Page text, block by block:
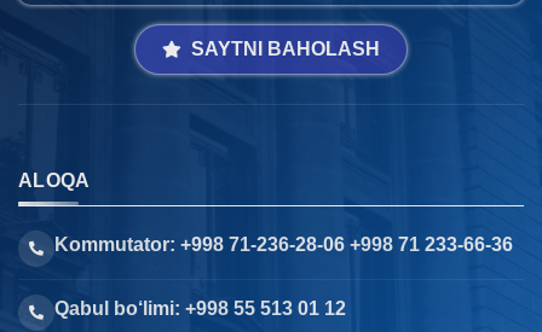
SAYTNI BAHOLASH
ALOQA
Kommutator: +998 71-236-28-06 +998 71 233-66-36
Qabul bo‘limi: +998 55 513 01 12